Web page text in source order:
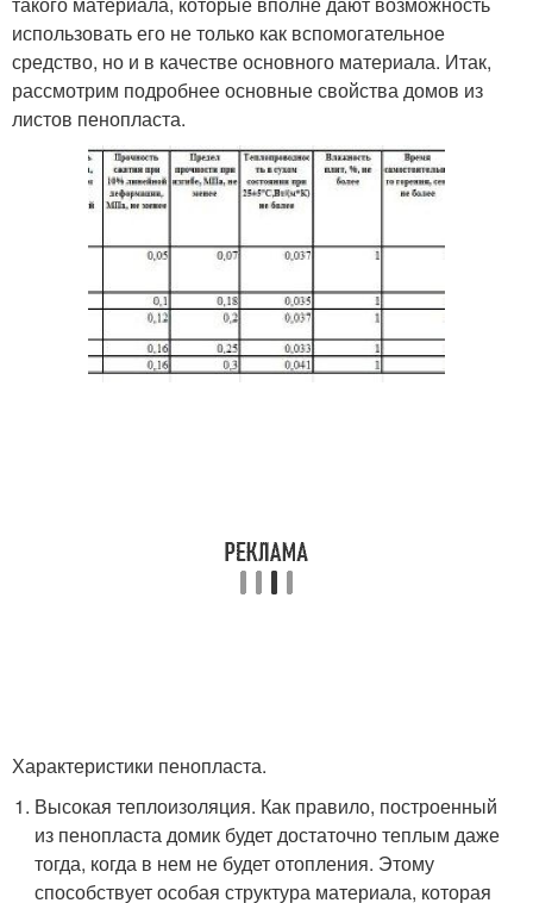
использовать его не только как вспомогательное
средство, но и в качестве основного материала. Итак,
рассмотрим подробнее основные свойства домов из
листов пенопласта.
Характеристики пенопласта.
Высокая теплоизоляция. Как правило, построенный
из пенопласта домик будет достаточно теплым даже
тогда, когда в нем не будет отопления. Этому
способствует особая структура материала, которая